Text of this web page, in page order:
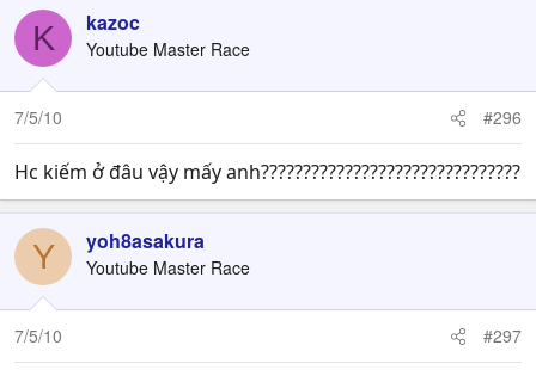
K kazoc
Youtube Master Race
7/5/10 #296
Hc kiếm ở đâu vậy mấy anh???????????????????????????????
Y yoh8asakura
Youtube Master Race
7/5/10 #297